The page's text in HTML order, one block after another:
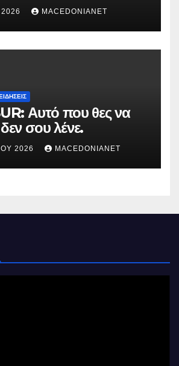
MACEDONIANET
Αυτό που θες να
δεν σου λένε.
2026 MACEDONIANET